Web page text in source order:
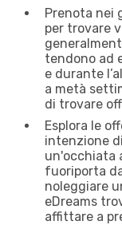
Prenota nei
per trovare
tendono ad
e durante
a metà
di trovare
Esplora le
intenzione
un'occhiata
fuoriporta
noleggiare
eDreams
affittare a